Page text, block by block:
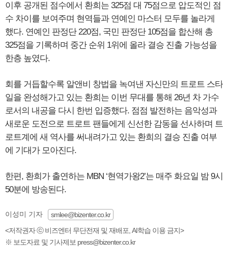
이후 공개된 점수에서 환희는 325점 대 75점으로 압도적인 점
수 차이를 보여주며 현역들과 연예인 마스터 모두를 놀라게
했다. 연예인 판정단 220점, 국민 판정단 105점을 합산해 총
325점을 기록하며 중간 순위 1위에 올라 결승 진출 가능성을
한층 높였다.
회를 거듭할수록 알앤비 창법을 녹여낸 자신만의 트로트 스타
일을 완성해가고 있는 환희는 이번 무대를 통해 26년 차 가수
로서의 내공을 다시 한번 입증했다. 점점 발전하는 음악성과
새로운 도전으로 트로트 팬들에게 신선한 감동을 선사하며 트
로트계에 새 역사를 써내려가고 있는 환희의 결승 진출 여부
에 기대가 모아진다.
한편, 환희가 출연하는 MBN ‘현역가왕2’는 매주 화요일 밤 9시
50분에 방송된다.
이성미 기자
smlee@bizenter.co.kr
<저작권자 ⓒ 비즈엔터 무단전재 및 재배포, AI학습 이용 금지>
※ 보도자료 및 기사제보 press@bizenter.co.kr